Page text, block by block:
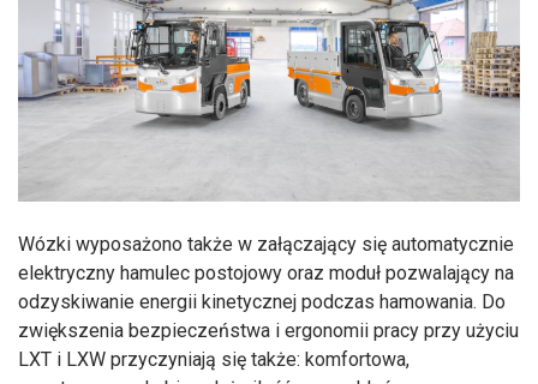
Wózki wyposażono także w załączający się automatycznie
elektryczny hamulec postojowy oraz moduł pozwalający na
odzyskiwanie energii kinetycznej podczas hamowania. Do
zwiększenia bezpieczeństwa i ergonomii pracy przy użyciu
LXT i LXW przyczyniają się także: komfortowa,